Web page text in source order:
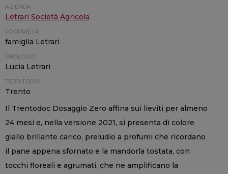
AZIENDA:
Letrari Società Agricola
PROPRIETÀ:
famiglia Letrari
ENOLOGO:
Lucia Letrari
TERRITORIO:
Trento
Il Trentodoc Dosaggio Zero affina sui lieviti per almeno
24 mesi e, nella versione 2021, si presenta di colore
giallo brillante carico, preludio a profumi che ricordano
il pane appena sfornato e la mandorla tostata, con
tocchi floreali e agrumati, che ne amplificano la